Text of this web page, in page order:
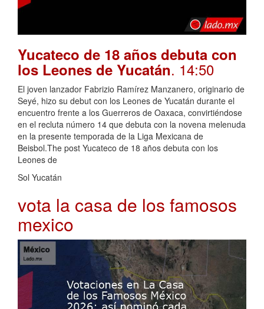
Yucateco de 18 años debuta con
los Leones de Yucatán. 14:50
El joven lanzador Fabrizio Ramírez Manzanero, originario de
Seyé, hizo su debut con los Leones de Yucatán durante el
encuentro frente a los Guerreros de Oaxaca, convirtiéndose
en el recluta número 14 que debuta con la novena melenuda
en la presente temporada de la Liga Mexicana de
Beisbol.The post Yucateco de 18 años debuta con los
Leones de
Sol Yucatán
vota la casa de los famosos
mexico